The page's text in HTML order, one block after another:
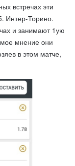
встречах эти
Интер-Торино.
и занимают 1ую
мое мнение они
в этом матче,